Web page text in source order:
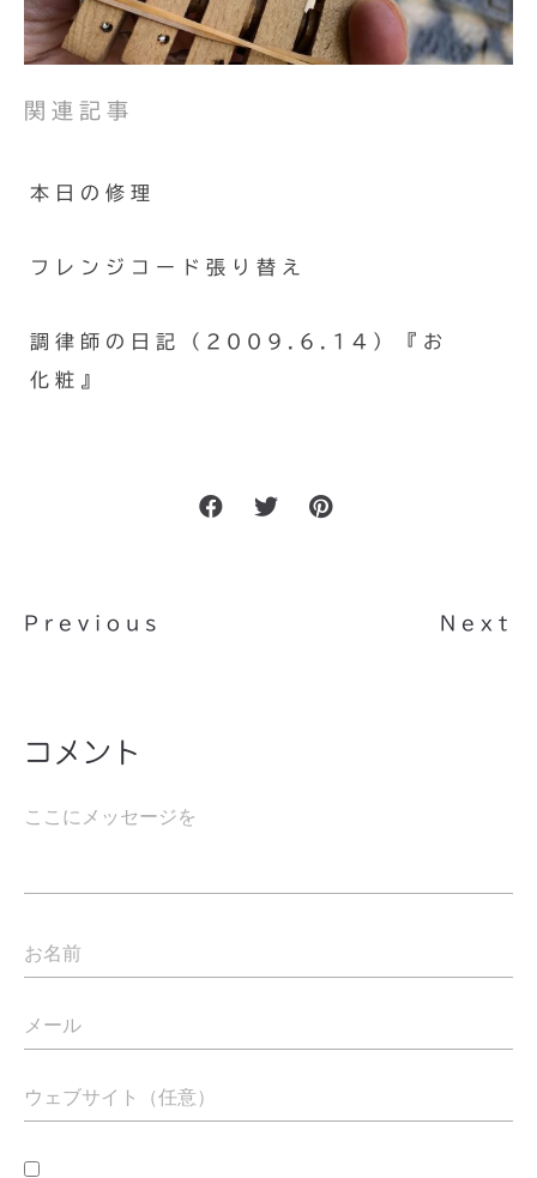
関連記事
本日の修理
フレンジコード張り替え
調律師の日記（2009.6.14）『お
化粧』
Previous Next
コメント